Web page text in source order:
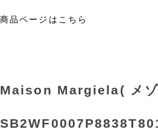
商品ページはこちら
Maison Margiela( メ